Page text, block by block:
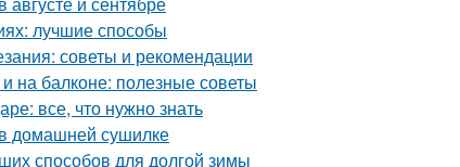
лучшие способы
советы и рекомендации
на балконе: полезные советы
все, что нужно знать
домашней сушилке
способов для долгой зимы